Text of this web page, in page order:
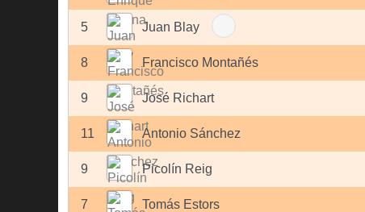
5 Juan Blay
8 Francisco Montañés
9 José Richart
11 Antonio Sánchez
9 Picolín Reig
7 Tomás Estors